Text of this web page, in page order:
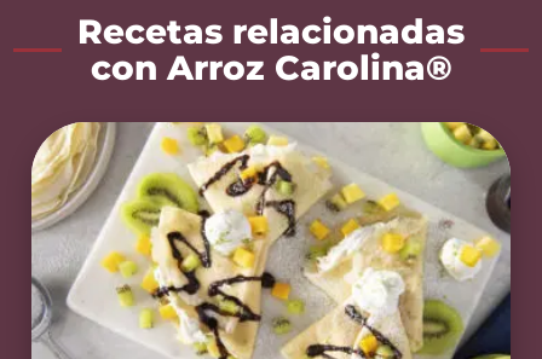
Recetas relacionadas
con Arroz Carolina®